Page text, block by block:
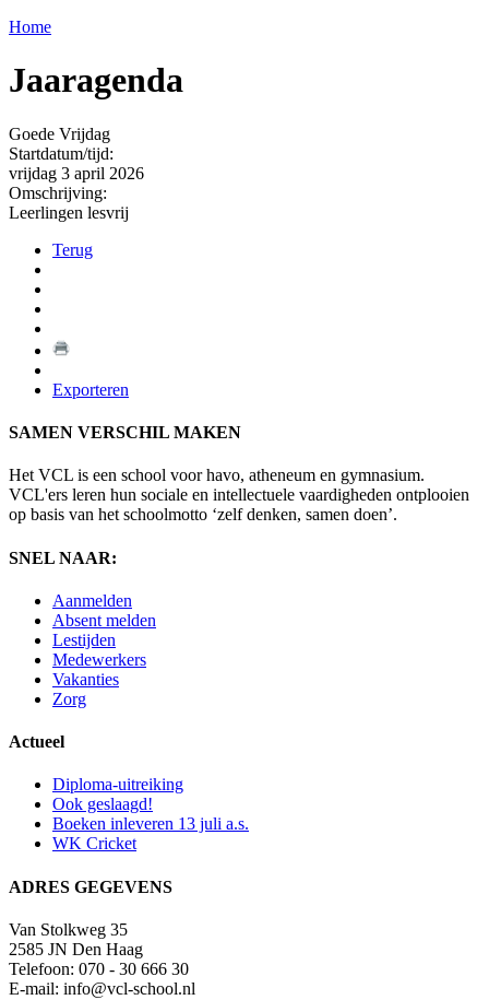
Home
Jaaragenda
Goede Vrijdag
Startdatum/tijd:
vrijdag 3 april 2026
Omschrijving:
Leerlingen lesvrij
Terug
Exporteren
SAMEN VERSCHIL MAKEN
Het VCL is een school voor havo, atheneum en gymnasium.
VCL'ers leren hun sociale en intellectuele vaardigheden ontplooien
op basis van het schoolmotto ‘zelf denken, samen doen’.
SNEL NAAR:
Aanmelden
Absent melden
Lestijden
Medewerkers
Vakanties
Zorg
Actueel
Diploma-uitreiking
Ook geslaagd!
Boeken inleveren 13 juli a.s.
WK Cricket
ADRES GEGEVENS
Van Stolkweg 35
2585 JN Den Haag
Telefoon: 070 - 30 666 30
E-mail: info@vcl-school.nl